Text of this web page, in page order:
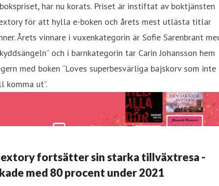
har nu korats. Priset är instiftat av boktjänsten
för att hylla e-boken och årets mest utlästa titlar
Årets vinnare i vuxenkategorin är Sofie Sarenbrant
och i barnkategorin tar Carin Johansson hem
med boken “Loves superbesvärliga bajskorv som inte
komma ut”.
fortsätter sin starka tillväxtresa -
med 80 procent under 2021